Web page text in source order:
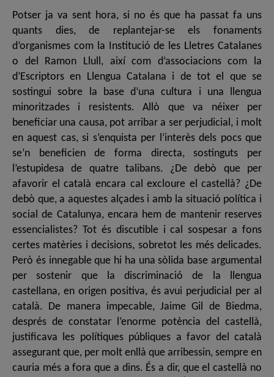
Potser ja va sent hora, si no és que ha passat fa uns
quants dies, de replantejar-se els fonaments
d’organismes com la Institució de les Lletres Catalanes
o del Ramon Llull, així com d’associacions com la
d’Escriptors en Llengua Catalana i de tot el que se
sostingui sobre la base d’una cultura i una llengua
minoritzades i resistents. Allò que va néixer per
beneficiar una causa, pot arribar a ser perjudicial, i molt
en aquest cas, si s’enquista per l’interès dels pocs que
se’n beneficien de forma directa, sostinguts per
l’estupidesa de quatre talibans. ¿De debò que per
afavorir el català encara cal excloure el castellà? ¿De
debò que, a aquestes alçades i amb la situació política i
social de Catalunya, encara hem de mantenir reserves
essencialistes? Tot és discutible i cal sospesar a fons
certes matèries i decisions, sobretot les més delicades.
Però és innegable que hi ha una sòlida base argumental
per sostenir que la discriminació de la llengua
castellana, en origen positiva, és avui perjudicial per al
català. De manera impecable, Jaime Gil de Biedma,
després de constatar l’enorme potència del castellà,
justificava les polítiques públiques a favor del català
assegurant que, per molt enllà que arribessin, sempre en
cauria més a fora que a dins. És a dir, que el castellà no